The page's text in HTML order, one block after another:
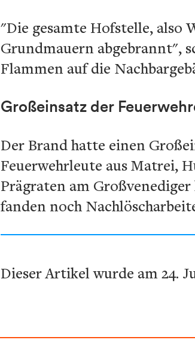
"Die gesamte Hofstelle, also
Grundmauern abgebrannt",
Flammen auf die
Großeinsatz der
Der Brand hatte einen
Feuerwehrleute aus Matrei,
Prägraten am
fanden noch
Dieser Artikel wurde am 24.